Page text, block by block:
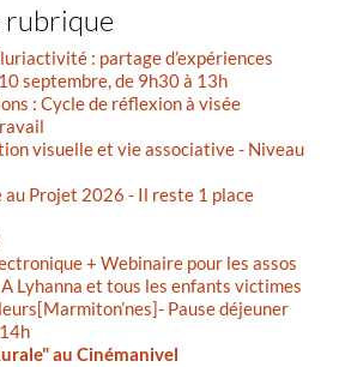
rubrique
: partage d’expériences
septembre, de 9h30 à 13h
: Cycle de réflexion à visée
visuelle et vie associative - Niveau
au Projet 2026 - Il reste 1 place
+ Webinaire pour les assos
Lyhanna et tous les enfants victimes
Pause déjeuner
au Cinémanivel